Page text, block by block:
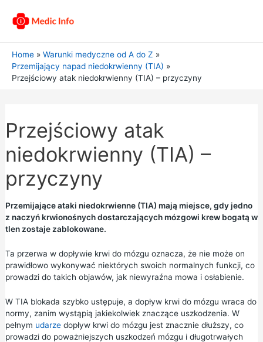
Home
Warunki medyczne od A do Z
Przemijający napad niedokrwienny (TIA)
Przejściowy atak niedokrwienny (TIA) – przyczyny
Przejściowy atak
niedokrwienny (TIA) –
przyczyny
Przemijające ataki niedokrwienne (TIA) mają miejsce, gdy jedno
z naczyń krwionośnych dostarczających mózgowi krew bogatą w
tlen zostaje zablokowane.
Ta przerwa w dopływie krwi do mózgu oznacza, że nie może on
prawidłowo wykonywać niektórych swoich normalnych funkcji, co
prowadzi do takich objawów, jak niewyraźna mowa i osłabienie.
W TIA blokada szybko ustępuje, a dopływ krwi do mózgu wraca do
normy, zanim wystąpią jakiekolwiek znaczące uszkodzenia. W
pełnym udarzedopływ krwi do mózgu jest znacznie dłuższy, co
prowadzi do poważniejszych uszkodzeń mózgu i długotrwałych